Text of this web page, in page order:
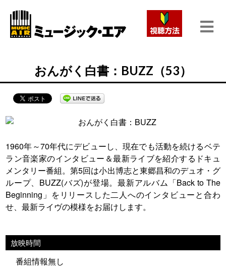
おんがく白書：BUZZ（53）
1960年～70年代にデビューし、現在でも活動を続けるベテ
ラン音楽家のインタビュー＆最新ライブを紹介するドキュ
メンタリー番組。第5回は小出博志と東郷昌和のデュオ・グ
ループ、BUZZ(バズ)が登場。最新アルバム「Back to The
Beginning」をリリースした二人へのインタビューと合わ
せ、最新ライヴの模様をお届けします。
放映時間
番組情報無し